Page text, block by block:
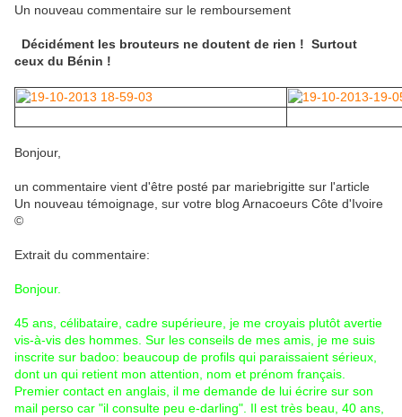
Un nouveau commentaire sur le remboursement
Décidément les brouteurs ne doutent de rien ! Surtout
ceux du Bénin !
Bonjour,
un commentaire vient d'être posté par mariebrigitte sur l'article
Un nouveau témoignage, sur votre blog Arnacoeurs Côte d'Ivoire
©
Extrait du commentaire:
Bonjour.
45 ans, célibataire, cadre supérieure, je me croyais plutôt avertie
vis-à-vis des hommes. Sur les conseils de mes amis, je me suis
inscrite sur badoo: beaucoup de profils qui paraissaient sérieux,
dont un qui retient mon attention, nom et prénom français.
Premier contact en anglais, il me demande de lui écrire sur son
mail perso car "il consulte peu e-darling". Il est très beau, 40 ans,